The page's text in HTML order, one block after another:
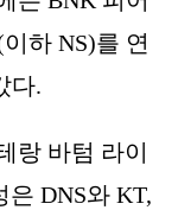
하 NS)를 연
다.
랑 바텀 라이
은 DNS와 KT,